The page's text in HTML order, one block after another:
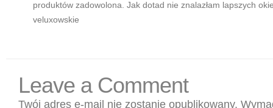
produktów zadowolona. Jak dotad nie znalazłam lapszych
veluxowskie
Leave a Comment
Twój adres e-mail nie zostanie opublikowany.